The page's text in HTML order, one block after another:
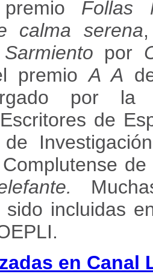
Follas
calma serena
por
premioA A
por la
de
sido incluidas
en Canal